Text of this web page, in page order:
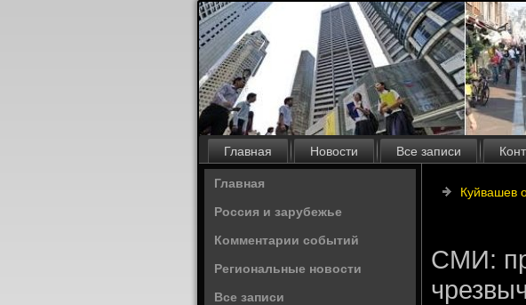
Главная Новости Все записи
Главная
Россия и зарубежье
Комментарии событий
Региональные новости
Все записи
Куйвашев
СМИ: